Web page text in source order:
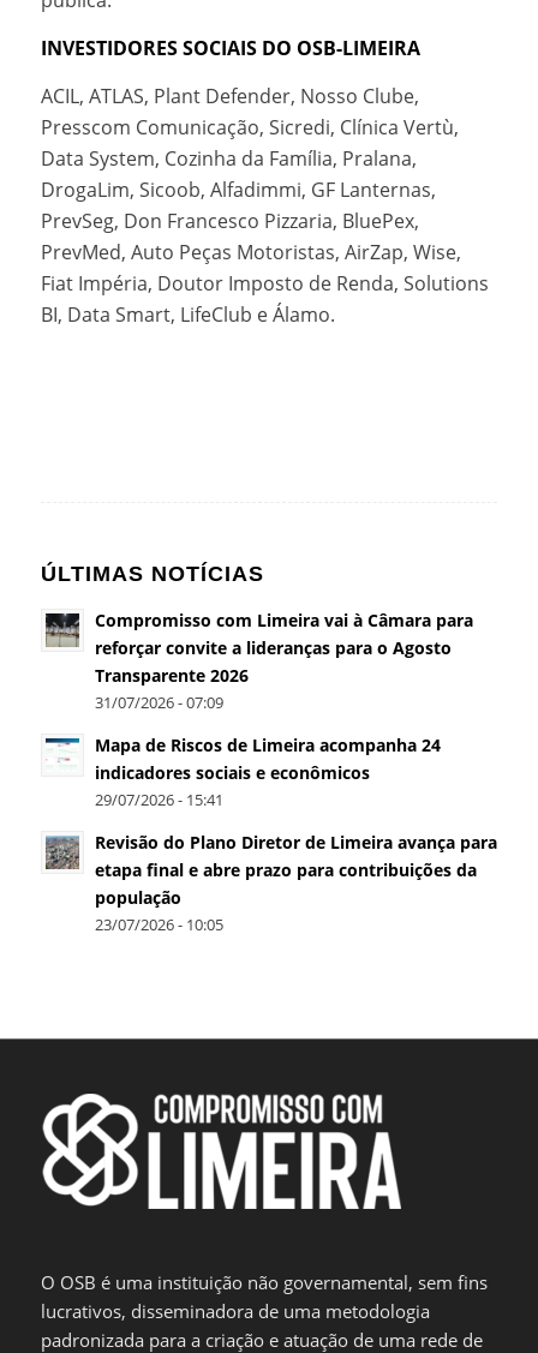
INVESTIDORES SOCIAIS DO OSB-LIMEIRA
ACIL, ATLAS, Plant Defender, Nosso Clube,
Presscom Comunicação, Sicredi, Clínica Vertù,
Data System, Cozinha da Família, Pralana,
DrogaLim, Sicoob, Alfadimmi, GF Lanternas,
PrevSeg, Don Francesco Pizzaria, BluePex,
PrevMed, Auto Peças Motoristas, AirZap, Wise,
Fiat Impéria, Doutor Imposto de Renda, Solutions
BI, Data Smart, LifeClub e Álamo.
ÚLTIMAS NOTÍCIAS
Compromisso com Limeira vai à Câmara para
reforçar convite a lideranças para o Agosto
Transparente 2026
31/07/2026 - 07:09
Mapa de Riscos de Limeira acompanha 24
indicadores sociais e econômicos
29/07/2026 - 15:41
Revisão do Plano Diretor de Limeira avança para
etapa final e abre prazo para contribuições da
população
23/07/2026 - 10:05
O OSB é uma instituição não governamental, sem fins
lucrativos, disseminadora de uma metodologia
padronizada para a criação e atuação de uma rede de